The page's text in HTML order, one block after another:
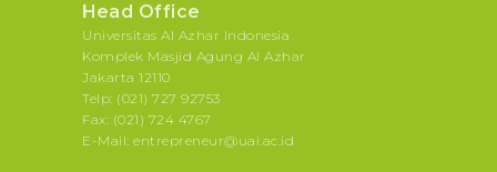
Head Office
Universitas Al Azhar Indonesia
Komplek Masjid Agung Al Azhar
Jakarta 12110
Telp: (021) 727 92753
Fax: (021) 724 4767
E-Mail: entrepreneur@uai.ac.id